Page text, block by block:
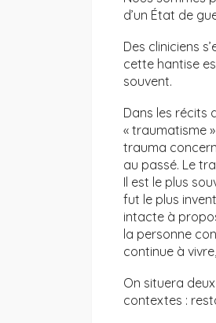
d’un État de
Des cliniciens
cette hantise
souvent.
Dans les récits
« traumatisme
trauma
au passé. Le
Il est le plus
fut le plus
intacte à
la personne
continue à
On situera
contextes :